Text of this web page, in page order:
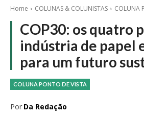
Home COLUNAS & COLUNISTAS COLUNA
COP30: os quatro
indústria de papel
para um futuro
COLUNA PONTO DE VISTA
Por Da Redação